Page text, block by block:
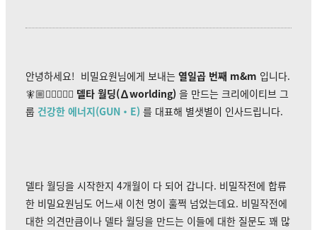
안녕하세요! 비밀요원님에게 보내는 열일곱 번째 m&m 입니다.
🧚🏼🧚‍♀️🧚🏿‍♂️ 델타 월딩(∆worlding) 을 만드는 크리에이티브 그
룹 건강한 에너지(GUN・E) 를 대표해 별샛별이 인사드립니다.
델타 월딩을 시작한지 4개월이 다 되어 갑니다. 비밀작전에 합류
한 비밀요원님도 어느새 이천 명이 훌쩍 넘었는데요. 비밀작전에
대한 의견만큼이나 델타 월딩을 만드는 이들에 대한 질문도 꽤 많